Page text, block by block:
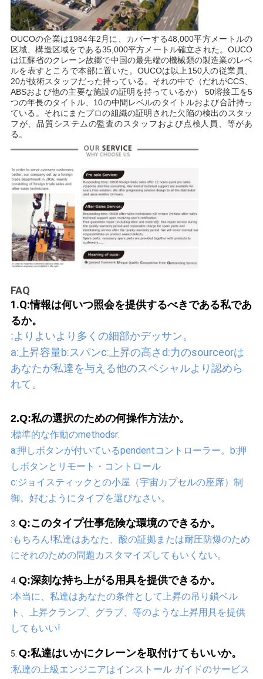
OUCOの企業は1984年2月に、カバーする48,000平方メートルの
区域、構造区域をである35,000平方メートル確立された。OUCO
は江蘇省のクレーン故郷で中国の最先端の機械類の製造業のレベ
ルを表すところで本部に置いた。OUCOは以上150人の従業員、
20が技術スタッフだった持っている。それの中で（だれがCCS、
ABSおよび他の主要な施設の証明を持っているか） 50溶接工を5
つの年長のタイトル、10の中間レベルのタイトルおよび合計持っ
ている。それにまたプロの組織の証明された欠陥の検出のスタッ
フが、品質システムの監査のスタッフおよび点検人員、等があ
る。
FAQ
1.Q:情報は何いつ照会を提供するべきである私であ
るか。
:よりよいより多くの細部かデッサン。
a:上昇容量b:スパンc:上昇の高さd:力のsourceorは
あなたが私達を与える他のスペシャルより認めら
れて。
2.Q:私の選択のための何操作方法か。
:標準的な作動のmethodsr:
a:押しボタンが付いているpendentコントローラー。b:押
しボタンとリモート・コントロール
c:ジョイスティックとの小屋（宇宙カプセルの座席）制
御。好むようにタイプを選びなさい。
3. Q:このタイプ仕事危険な環境のできるか。
:もちろん!私達はあなた、酸の証拠または耐圧防爆のため
にそれのための問題カスタマイズしてもいくない。
4. Q:深刻な持ち上がる用具を提供できるか。
:本当に、私達はあなたの条件として上昇の吊り鎖ベル
ト、上昇クランプ、グラブ、等のような上昇用具を提供
してもいい!
5. Q:私達はいかにクレーンを取付けてもいいか。
:私達の上級エンジニアはインストール ガイドのサービス